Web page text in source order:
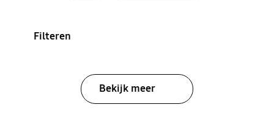
Filteren
Bekijk meer